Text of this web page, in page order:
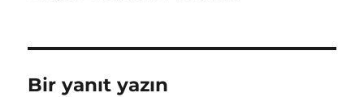
Bir yanıt yazın